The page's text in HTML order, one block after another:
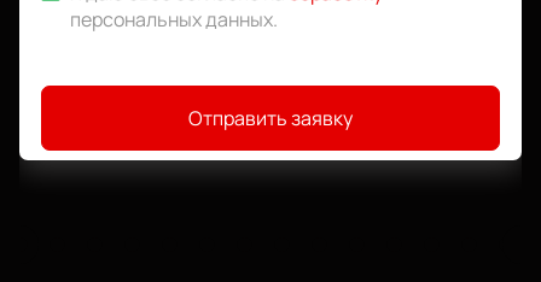
персональных данных.
Отправить заявку